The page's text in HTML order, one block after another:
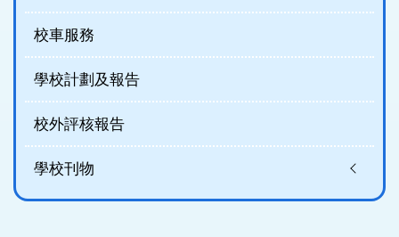
校車服務
學校計劃及報告
校外評核報告
學校刊物